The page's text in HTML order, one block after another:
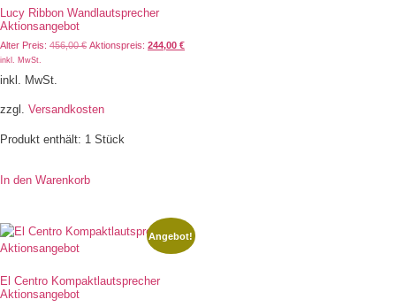
Lucy Ribbon Wandlautsprecher
Aktionsangebot
Alter Preis: 456,00€ Aktionspreis: 244,00 €
inkl. MwSt.
inkl. MwSt.
zzgl. Versandkosten
Produkt enthält: 1 Stück
In den Warenkorb
Angebot!
El Centro Kompaktlautsprecher
Aktionsangebot